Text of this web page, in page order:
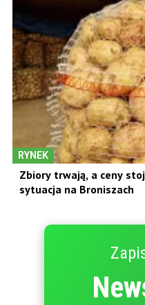
RYNEK
Zbiory trwają, a ceny
sytuacja na Broniszach